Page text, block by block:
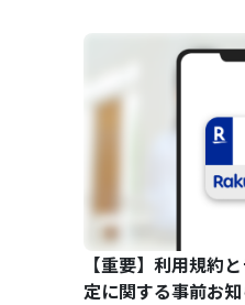
【重要】利用規約
定に関する事前お